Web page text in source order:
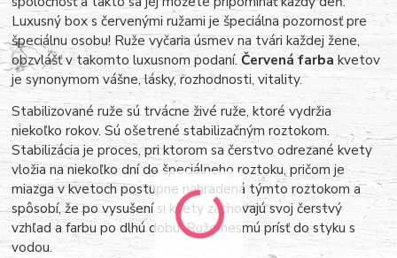
Luxusný box s červenými ružami je špeciálna pozornosť pre
špeciálnu osobu! Ruže vyčaria úsmev na tvári každej žene,
obzvlášť v takomto luxusnom podaní.Červená farba kvetov
je synonymom vášne, lásky, rozhodnosti, vitality.
Stabilizované ruže sú trvácne živé ruže, ktoré vydržia
niekoľko rokov. Sú ošetrené stabilizačným roztokom.
Stabilizácia je proces, pri ktorom sa čerstvo odrezané kvety
vložia na niekoľko dní do špeciálneho roztoku, pričom je
miazga v kvetoch postupne nahradená týmto roztokom a
spôsobí, že po vysušení si kvety zachovajú svoj čerstvý
vzhľad a farbu po dlhú dobu. Ruže nesmú prísť do styku s
vodou.